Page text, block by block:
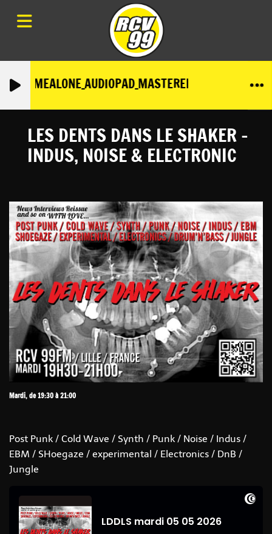
LES DENTS DANS LE SHAKER -
INDUS, NOISE & ELECTRONIC
Mardi, de 19:30 à 21:00
Post Punk / Cold Wave / Synth / Punk / Noise / Indus /
EBM / SHoegaze / experimental / Electronics / DnB /
Jungle